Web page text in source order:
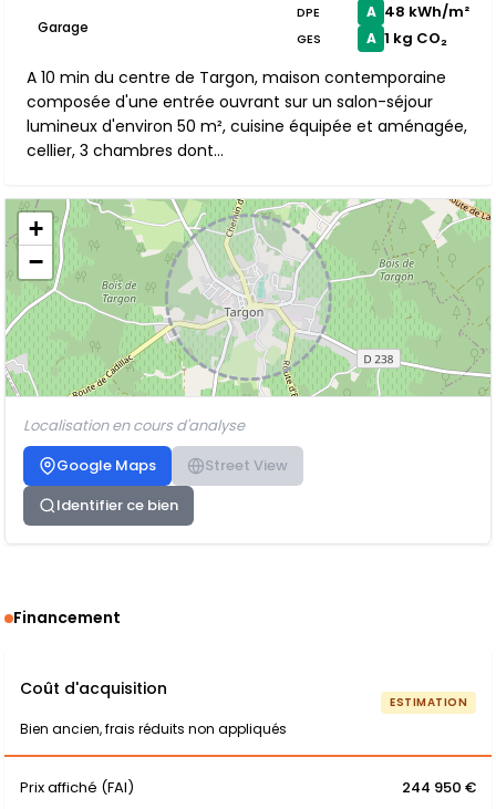
Garage
DPE A 48 kWh/m²
GES A 1 kg CO₂
A 10 min du centre de Targon, maison contemporaine
composée d'une entrée ouvrant sur un salon-séjour
lumineux d'environ 50 m², cuisine équipée et aménagée,
cellier, 3 chambres dont...
+
−
Localisation en cours d'analyse
Google Maps
Street View
Identifier ce bien
Financement
Coût d'acquisition
Bien ancien, frais réduits non appliqués
ESTIMATION
Prix affiché (FAI) 244 950 €